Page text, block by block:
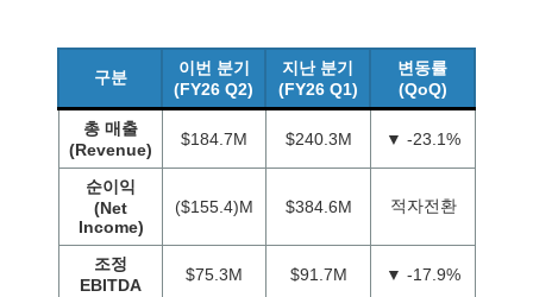
구분
이번 분기
(FY26 Q2)
지난 분기
(FY26 Q1)
변동률
(QoQ)
총 매출
(Revenue)
$184.7M $240.3M ▼ -23.1%
순이익
(Net
Income)
($155.4)M $384.6M 적자전환
조정
EBITDA
$75.3M $91.7M ▼ -17.9%